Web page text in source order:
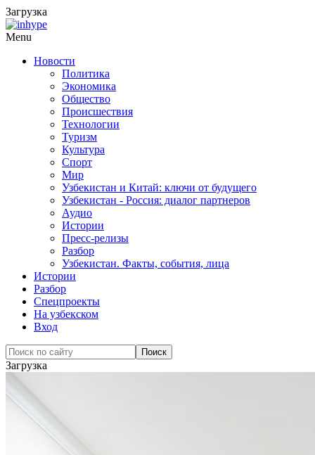
Загрузка
Menu
Новости
Политика
Экономика
Общество
Происшествия
Технологии
Туризм
Культура
Спорт
Мир
Узбекистан и Китай: ключи от будущего
Узбекистан - Россия: диалог партнеров
Аудио
Истории
Пресс-релизы
Разбор
Узбекистан. Факты, события, лица
Истории
Разбор
Спецпроекты
На узбекском
Вход
Загрузка